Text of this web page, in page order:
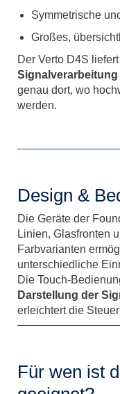
Symmetrische
Großes,
Der Verto D4S liefert
Signalverarbeitung
genau dort, wo
werden.
Design &
Die Geräte der
Linien, Glasfronten
Farbvarianten
unterschiedliche
Die Touch-
Darstellung der
erleichtert die
Für wen ist